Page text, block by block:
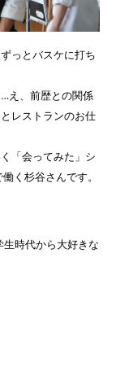
っとバスケに打ち
え、前歴との関係
レストランのお仕
「会ってみた」シ
く杉谷さんです。
時代から大好きな